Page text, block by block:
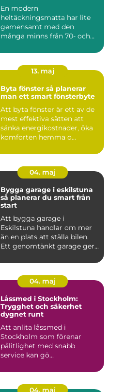
En modern
heltäckningsmatta har lite
gemensamt med den
många minns från 70- och
13. maj
Byta fönster så planerar
man ett smart fönsterbyte
Att byta fönster är ett av de
mest effektiva sätten att
sänka energikostnader, öka
komforten hemma o...
04. maj
Bygga garage i eskilstuna
så planerar du smart från
start
Att bygga garage i
Eskilstuna handlar om mer
än en plats att ställa bilen.
Ett genomtänkt garage ger...
04. maj
Låssmed i Stockholm:
Trygghet och säkerhet
dygnet runt
Att anlita låssmed i
Stockholm som förenar
pålitlighet med snabb
service kan gö...
04. maj